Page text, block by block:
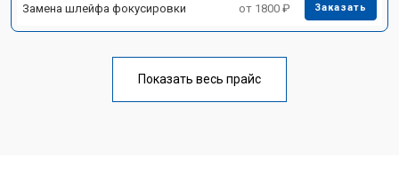
Замена шлейфа фокусировки от 1800 ₽ Заказать
Показать весь прайс